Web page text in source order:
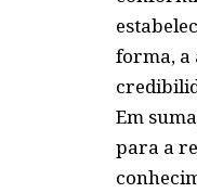
forma, a
Em
para a